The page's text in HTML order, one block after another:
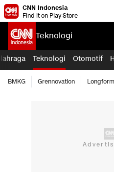
CNN Indonesia
Find it on Play Store
Teknologi
Teknologi Otomotif
BMKG Grennovation